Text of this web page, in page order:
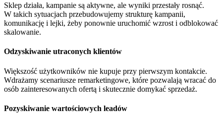
Sklep działa, kampanie są aktywne, ale wyniki przestały rosnąć.
W takich sytuacjach przebudowujemy strukturę kampanii,
komunikację i lejki, żeby ponownie uruchomić wzrost i odblokować
skalowanie.
Odzyskiwanie utraconych klientów
Większość użytkowników nie kupuje przy pierwszym kontakcie.
Wdrażamy scenariusze remarketingowe, które pozwalają wracać do
osób zainteresowanych ofertą i skutecznie domykać sprzedaż.
Pozyskiwanie wartościowych leadów